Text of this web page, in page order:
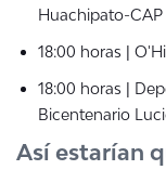
Huachipato-
18:00 horas |
18:00 horas |
Bicentenario
Así estarían